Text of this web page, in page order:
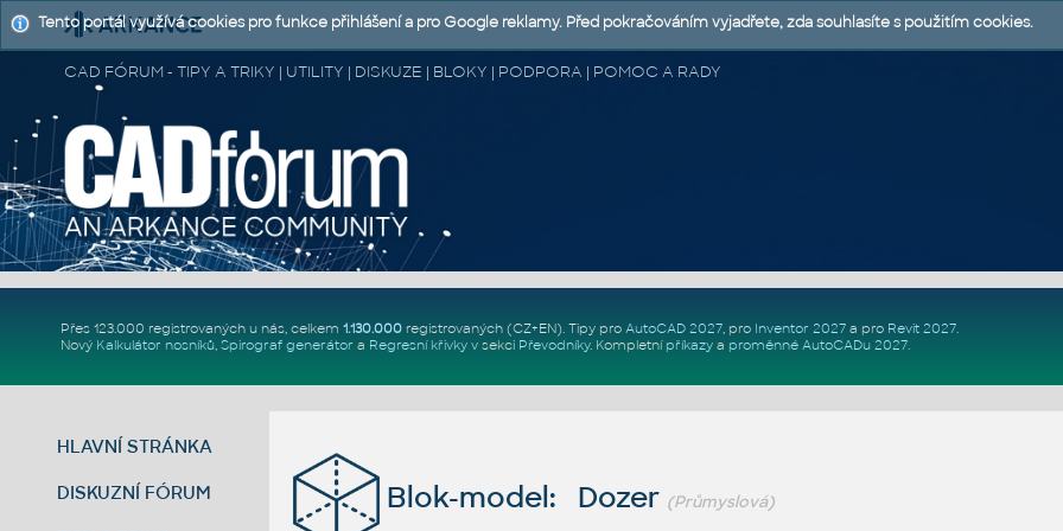
CAD FÓRUM - TIPY A TRIKY | UTILITY | DISKUZE | BLOKY | PODPORA | POMOC A RADY
Přes 123.000 registrovaných u nás, celkem 1.130.000registrovaných (CZ+EN). Tipy pro AutoCAD 2027, pro Inventor 2027a pro Revit 2027.
Nový Kalkulátor nosníků, Spirograf generátor a Regresní křivkyv sekci Převodníky. Kompletní příkazya proměnné AutoCADu 2027.
HLAVNÍ STRÁNKA
DISKUZNÍ FÓRUM Blok-model: Dozer (Průmyslová)
Tento portál využívá cookies pro funkce přihlášení a pro Google reklamy. Před pokračováním vyjadřete, zda souhlasíte s použitím cookies.